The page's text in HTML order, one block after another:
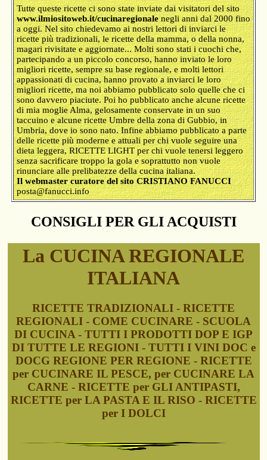
Tutte queste ricette ci sono state inviate dai visitatori del sito
www.ilmiositoweb.it/cucinaregionalenegli anni dal 2000 fino
a oggi. Nel sito chiedevamo ai nostri lettori di inviarci le
ricette più tradizionali, le ricette della mamma, o della nonna,
magari rivisitate e aggiornate... Molti sono stati i cuochi che,
partecipando a un piccolo concorso, hanno inviato le loro
migliori ricette, sempre su base regionale, e molti lettori
appassionati di cucina, hanno provato a inviarci le loro
migliori ricette, ma noi abbiamo pubblicato solo quelle che ci
sono davvero piaciute. Poi ho pubblicato anche alcune ricette
di mia moglie Alma, gelosamente conservate in un suo
taccuino e alcune ricette Umbre della zona di Gubbio, in
Umbria, dove io sono nato. Infine abbiamo pubblicato a parte
delle ricette più moderne e attuali per chi vuole seguire una
dieta leggera, RICETTE LIGHT per chi vuole tenersi leggero
senza sacrificare troppo la gola e soprattutto non vuole
rinunciare alle prelibatezze della cucina italiana.
Il webmaster curatore del sito CRISTIANO FANUCCI
posta@fanucci.info
CONSIGLI PER GLI ACQUISTI
La CUCINA REGIONALE
ITALIANA
RICETTE TRADIZIONALI - RICETTE
REGIONALI - COME CUCINARE - SCUOLA
DI CUCINA - TUTTI I PRODOTTI DOP E IGP
DI TUTTE LE REGIONI - TUTTI I VINI DOC e
DOCG REGIONE PER REGIONE - RICETTE
per CUCINARE IL PESCE, per CUCINARE LA
CARNE - RICETTE per GLI ANTIPASTI,
RICETTE per LA PASTA E IL RISO - RICETTE
per I DOLCI